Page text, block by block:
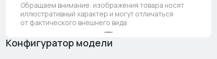
Обращаем внимание: изображения товара носят
иллюстративный характер и могут отличаться
от фактического внешнего вида
Конфигуратор модели